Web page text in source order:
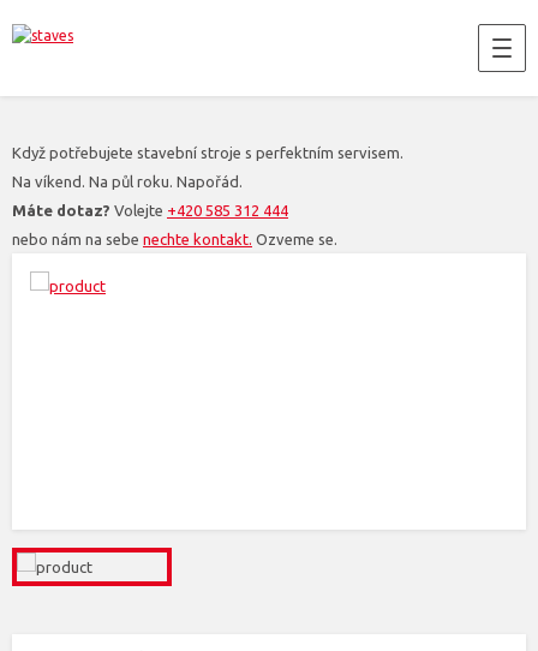
Když potřebujete stavební stroje s perfektním servisem.
Na víkend. Na půl roku. Napořád.
Máte dotaz? Volejte +420 585 312 444
nebo nám na sebe nechte kontakt. Ozveme se.